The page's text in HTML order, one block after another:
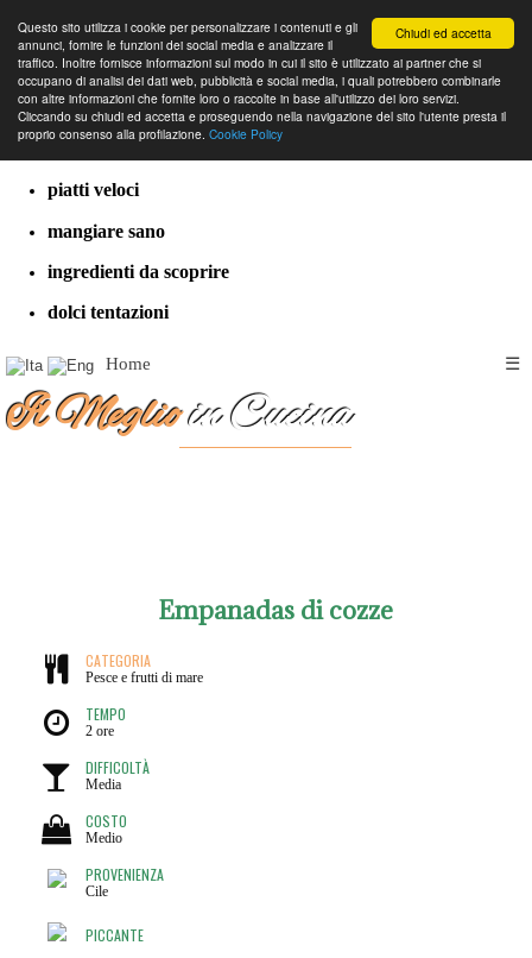
Chiudi ed accetta
Questo sito utilizza i cookie per personalizzare i contenuti e gli
annunci, fornire le funzioni dei social media e analizzare il
traffico. Inoltre fornisce informazioni sul modo in cui il sito è utilizzato ai partner che si
occupano di analisi dei dati web, pubblicità e social media, i quali potrebbero combinarle
con altre informazioni che fornite loro o raccolte in base all'utilizzo dei loro servizi.
Cliccando su chiudi ed accetta e proseguendo nella navigazione del sito l'utente presta il
proprio consenso alla profilazione. Cookie Policy
cucina dal mondo
ricette classiche
piatti veloci
mangiare sano
ingredienti da scoprire
dolci tentazioni
Home ☰
Il Meglioin Cucina
Empanadas di cozze
CATEGORIA
Pesce e frutti di mare
TEMPO
2 ore
DIFFICOLTÀ
Media
COSTO
Medio
PROVENIENZA
Cile
PICCANTE